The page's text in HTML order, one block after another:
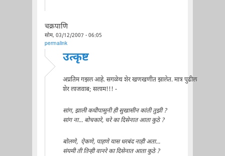
चक्रपाणि
सोम, 03/12/2007 - 06:05
permalink
उत्कृष्ट
अप्रतिम गझल आहे. सगळेच शेर खणखणीत झालेत. मात्र पुढील
शेर लाजवाब; सलाम!!! -
सांग, झाली कधीपासुनी ही सुखासीन कांती तुझी ?
सांग ना... बोचकारे, चरे का दिसेनात आता कुठे ?
बोलणे, ऐकणे, पाहणे यास धरबंद नाही अता...
संयमी ती तिन्ही वानरे का दिसेनात आता कुठे ?